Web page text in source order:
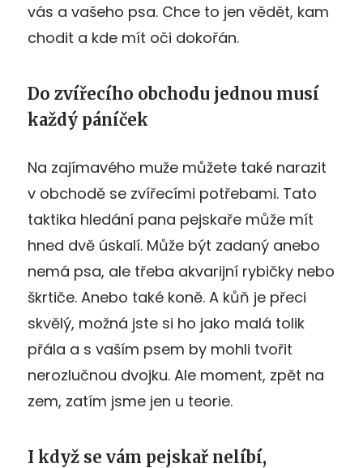
vás a vašeho psa. Chce to jen vědět, kam
chodit a kde mít oči dokořán.
Do zvířecího obchodu jednou musí
každý páníček
Na zajímavého muže můžete také narazit
v obchodě se zvířecími potřebami. Tato
taktika hledání pana pejskaře může mít
hned dvě úskalí. Může být zadaný anebo
nemá psa, ale třeba akvarijní rybičky nebo
škrtiče. Anebo také koně. A kůň je přeci
skvělý, možná jste si ho jako malá tolik
přála a s vaším psem by mohli tvořit
nerozlučnou dvojku. Ale moment, zpět na
zem, zatím jsme jen u teorie.
I když se vám pejskař nelíbí,